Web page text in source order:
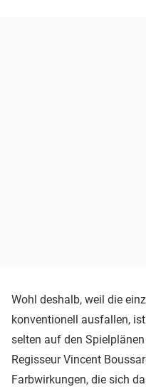
Wohl deshalb, weil die
konventionell ausfallen,
selten auf den
Regisseur Vincent
Farbwirkungen, die sich